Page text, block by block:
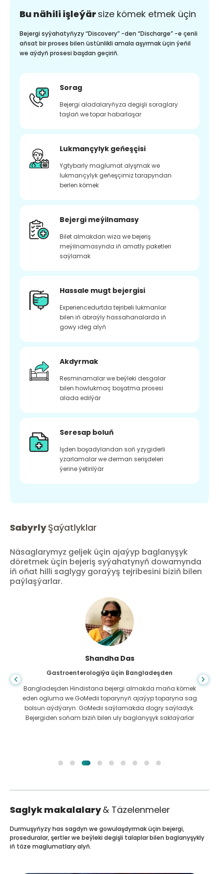
Bu nähili işleýär size kömek etmek üçin
Bejergi syýahatyňyzy “Discovery” -den “Discharge” -e çenli
aňsat bir proses bilen üstünlikli amala aşyrmak üçin ýeňil
we aýdyň prosesi başdan geçiriň.
Sorag
Bejergi aladalaryňyza degişli soraglary
taşlaň we topar habarlaşar
Lukmançylyk geňeşçisi
Ygtybarly maglumat alyşmak we
lukmançylyk geňeşçimiz tarapyndan
berlen kömek
Bejergi meýilnamasy
Bilet almakdan wiza we bejeriş
meýilnamasynda iň amatly paketleri
saýlamak
Hassale mugt bejergisi
Experiencedurtda tejribeli lukmanlar
bilen iň abraýly hassahanalarda iň
gowy ideg alyň
Akdyrmak
Resminamalar we beýleki desgalar
bilen howlukmaç boşatma prosesi
alada edilýär
Seresap boluň
Işden boşadylandan soň yzygiderli
yzarlamalar we derman serişdeleri
ýerine ýetirilýär
SabyrlyŞaýatlyklar
Näsaglarymyz geljek üçin ajaýyp baglanyşyk
döretmek üçin bejeriş syýahatynyň dowamynda
iň oňat hilli saglygy goraýyş tejribesini biziň bilen
paýlaşýarlar.
Shandha Das
Gastroenterologiýa üçin Bangladeşden
Bangladeşden Hindistana bejergi almakda maňa kömek
eden ogluma we GoMedii toparynyň ajaýyp toparyna sag
bolsun aýdýaryn. GoMedii saýlamakda dogry saýladyk.
Bejergiden soňam biziň bilen uly baglanyşyk saklaýarlar
Saglyk makalalary& Täzelenmeler
Durmuşyňyzy has sagdyn we gowulaşdyrmak üçin bejergi,
proseduralar, şertler we beýleki degişli talaplar bilen baglanyşykly
iň täze maglumatlary alyň.